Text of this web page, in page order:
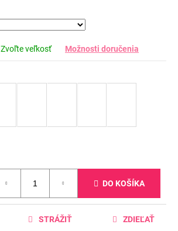
Zvoľte veľkosť Možnosti doručenia
DO KOŠÍKA
STRÁŽIŤ ZDIEĽAŤ